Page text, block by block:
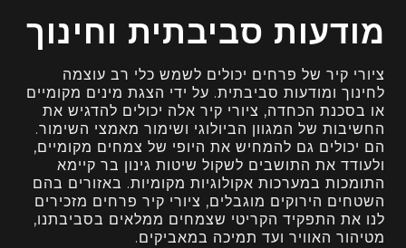
מודעות סביבתית וחינוך
ציורי קיר של פרחים יכולים לשמש כלי רב עוצמה
לחינוך ומודעות סביבתית. על ידי הצגת מינים מקומיים
או בסכנת הכחדה, ציורי קיר אלה יכולים להדגיש את
החשיבות של המגוון הביולוגי ושימור מאמצי השימור.
הם יכולים גם להמחיש את היופי של צמחים מקומיים,
ולעודד את התושבים לשקול שיטות גינון בר קיימא
התומכות במערכות אקולוגיות מקומיות. באזורים בהם
השטחים הירוקים מוגבלים, ציורי קיר פרחים מזכירים
לנו את התפקיד הקריטי שצמחים ממלאים בסביבתנו,
מטיהור האוויר ועד תמיכה במאביקים.